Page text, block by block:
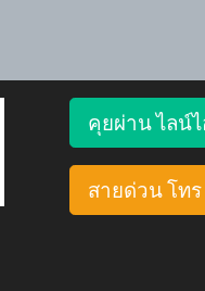
คุยผ่าน ไลน์ไ
สายด่วน โท